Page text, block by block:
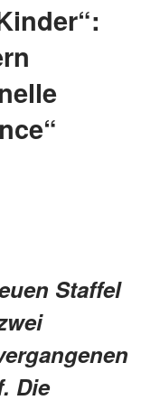
Staffel
Die